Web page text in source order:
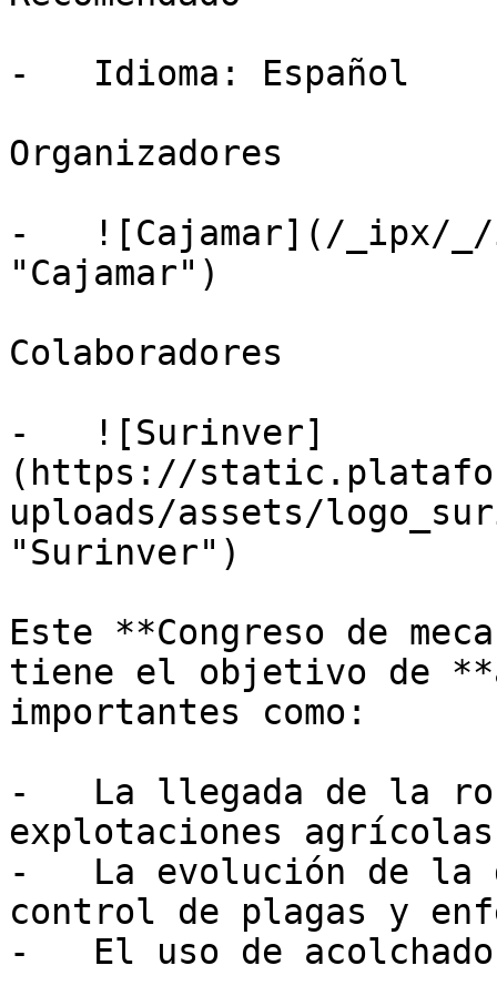
-   Idioma: Español
Organizadores
-   ![Cajamar](/_ipx/_/
"Cajamar")
Colaboradores
-   ![Surinver]
(https://
uploads/assets/
"Surinver")
Este **Congreso de
tiene el objetivo de
importantes como:
-   La llegada de la
explotaciones agrícolas
-   La evolución de
control de plagas y
-   El uso de